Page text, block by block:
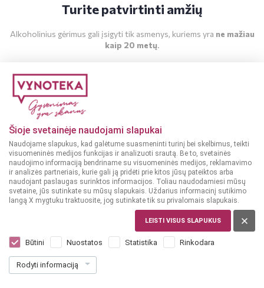
Šioje svetainėje naudojami slapukai
Naudojame slapukus, kad galėtume suasmeninti turinį bei skelbimus, teikti
visuomeninės medijos funkcijas ir analizuoti srautą. Be to, svetainės
naudojimo informaciją bendriname su visuomeninės medijos, reklamavimo
ir analizės partneriais, kurie gali ją pridėti prie kitos jūsų pateiktos arba
naudojant paslaugas surinktos informacijos. Toliau naudodamiesi mūsų
svetaine, jūs sutinkate su mūsų slapukais. Uždarius informacinį sutikimo
langą X mygtuku traktuosite, jog sutinkate tik su privalomais slapukais.
LEISTI VISUS SLAPUKUS
Būtini Nuostatos Statistika Rinkodara
Rodyti informaciją
Turite patvirtinti amžių
Alkoholinius gėrimus gali įsigyti tik asmenys, kuriems yra ne mažiau
kaip 20 metų.
Silvio Carta Amaro Bomba Carta Caffè
Tustatu 0,7 L
Dar nėra balsų, galite įvertinti